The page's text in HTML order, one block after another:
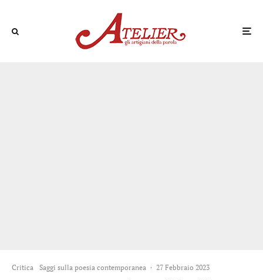
Critica Saggi sulla poesia contemporanea · 27 Febbraio 2023